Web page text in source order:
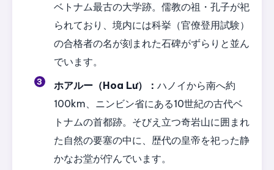
ベトナム最古の大学跡。儒教の祖・孔子が祀
られており、境内には科挙（官僚登用試験）
の合格者の名が刻まれた石碑がずらりと並ん
でいます。
ホアルー（Hoa Lư）： ハノイから南へ約
100km、ニンビン省にある10世紀の古代ベ
トナムの首都跡。そびえ立つ奇岩山に囲まれ
た自然の要塞の中に、歴代の皇帝を祀った静
かなお堂が佇んでいます。